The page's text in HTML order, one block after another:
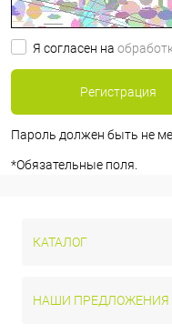
Я согласен на
Пароль должен быть не
*Обязательные поля.
КАТАЛОГ
НАШИ ПРЕДЛОЖЕНИЯ